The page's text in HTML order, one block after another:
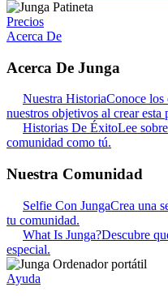
Precios
Acerca De
Acerca De Junga
Nuestra HistoriaConoce los
nuestros objetivos al crear esta
Historias De ÉxitoLee
comunidad como tú.
Nuestra Comunidad
Selfie Con JungaCrea una
tu comunidad.
What Is Junga?Descubre
especial.
Ayuda